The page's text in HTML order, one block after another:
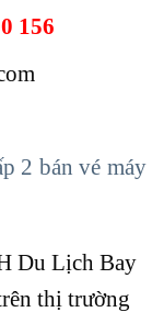
156
2 bán vé máy
Du Lịch Bay
thị trường